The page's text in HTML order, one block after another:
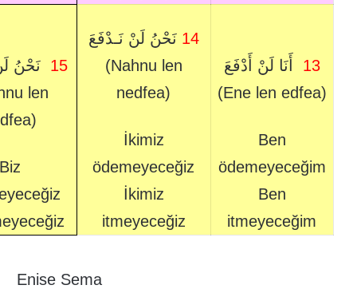
نَحْنُ
15
len
نَحْنُ لَنْ نَـدْفَعَ 14
(Nahnu len
nedfea)
İkimiz
ödemeyeceğiz
İkimiz
itmeyeceğiz
أَنَا لَنْ أَدْفَعَ
13
(Ene len edfea)
Ben
ödemeyeceğim
Ben
itmeyeceğim
Enise Sema